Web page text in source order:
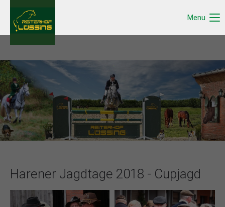
Menu
Harener Jagdtage 2018 - Cupjagd